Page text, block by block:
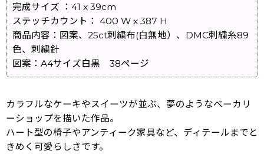
完成サイズ ：41 x 39cm
ステッチカウント： 400 W x 387 H
商品内容：図案、25ct刺繍布(白無地）、DMC刺繍糸89
色、刺繍針
図案：A4サイズ白黒 38ページ
カラフルなケーキやスイーツが並ぶ、夢のようなベーカリ
ーショップを描いた作品。
ハート型の椅子やアンティーク家具など、ディテールまでと
きめく可愛らしさです。